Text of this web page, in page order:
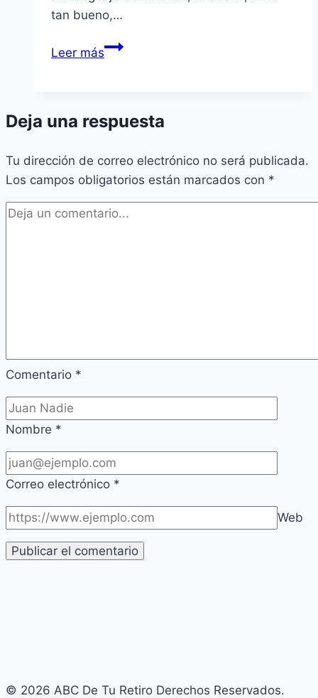
tan bueno,…
Leer másCosto
40
2026:
¿Cuánto
invertir
un
Deja una respuesta
Tu dirección de correo electrónico no será publicada.
Los campos obligatorios están marcados con *
Comentario *
Nombre *
Correo electrónico *
Web
© 2026 ABC De Tu Retiro Derechos Reservados.